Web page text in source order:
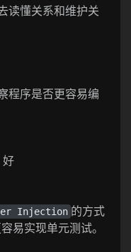
读懂关系和维护关
程序是否更容易编
好
Injection 的方式
易实现单元测试。